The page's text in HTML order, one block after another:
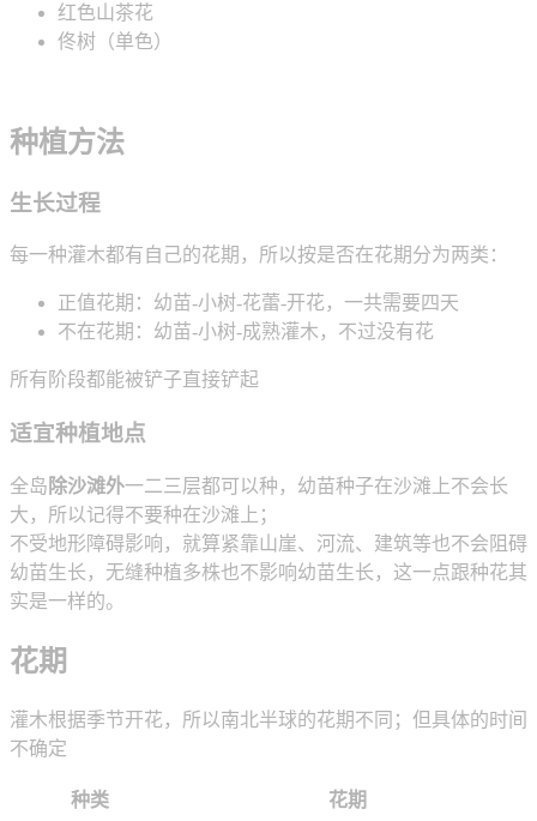
红色山茶花
佟树（单色）
种植方法
生长过程
每一种灌木都有自己的花期，所以按是否在花期分为两类：
正值花期：幼苗-小树-花蕾-开花，一共需要四天
不在花期：幼苗-小树-成熟灌木，不过没有花
所有阶段都能被铲子直接铲起
适宜种植地点
全岛 除沙滩外一二三层都可以种，幼苗种子在沙滩上不会长
大，所以记得不要种在沙滩上；
不受地形障碍影响，就算紧靠山崖、河流、建筑等也不会阻碍
幼苗生长，无缝种植多株也不影响幼苗生长，这一点跟种花其
实是一样的。
花期
灌木根据季节开花，所以南北半球的花期不同；但具体的时间
不确定
种类 花期